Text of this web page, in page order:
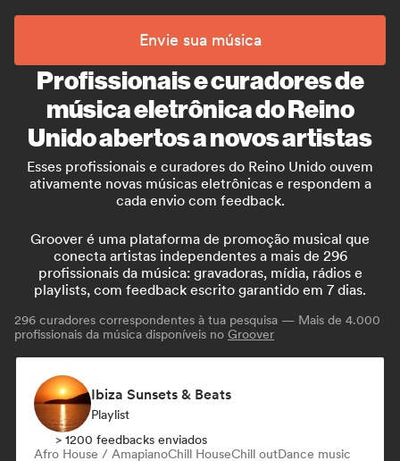
Envie sua música
Profissionais e curadores de
música eletrônica do Reino
Unido abertos a novos artistas
Esses profissionais e curadores do Reino Unido ouvem
ativamente novas músicas eletrônicas e respondem a
cada envio com feedback.
Groover é uma plataforma de promoção musical que
conecta artistas independentes a mais de 296
profissionais da música: gravadoras, mídia, rádios e
playlists, com feedback escrito garantido em 7 dias.
296 curadores correspondentes à tua pesquisa — Mais de 4.000
profissionais da música disponíveis no Groover
Ibiza Sunsets & Beats
Playlist
> 1200 feedbacks enviados
Afro House / AmapianoChill HouseChill outDance music